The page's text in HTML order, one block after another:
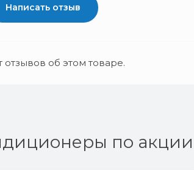
Написать отзыв
отзывов об этом товаре.
по